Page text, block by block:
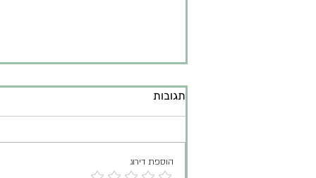
רגשות וילדים - למה זה קשה
להם, איך לעזור להם לבטא אותם
- כלים מעשיים
במילים. אבל כשמדובר ברגשות וילדים
– במיוחד בגיל הרך – הם לרוב
תגובות
הוספת דירוג